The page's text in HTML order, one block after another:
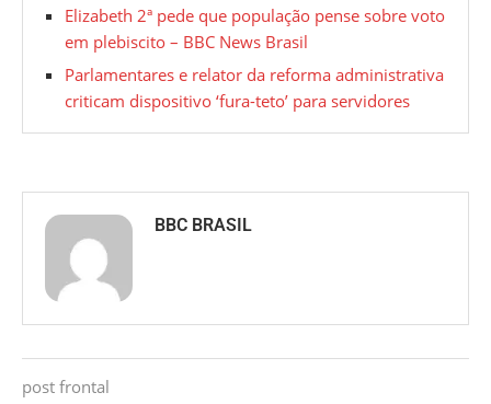
Elizabeth 2ª pede que população pense sobre voto
em plebiscito – BBC News Brasil
Parlamentares e relator da reforma administrativa
criticam dispositivo ‘fura-teto’ para servidores
BBC BRASIL
post frontal